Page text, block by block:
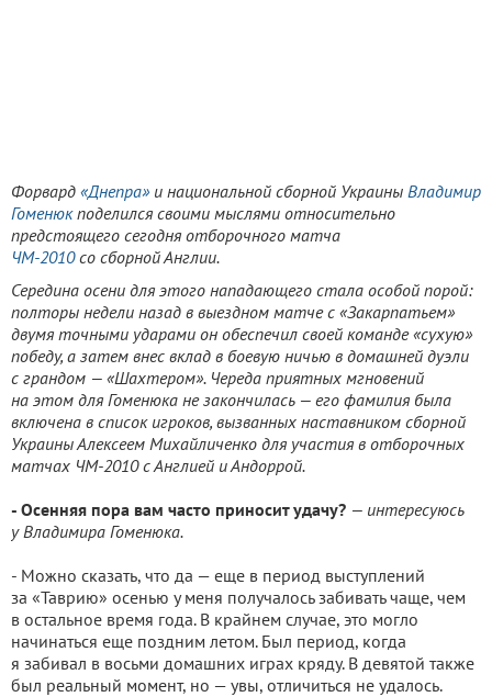
Форвард «Днепра»и национальной сборной Украины Владимир
Гоменюкподелился своими мыслями относительно
предстоящего сегодня отборочного матча
ЧМ-2010со сборной Англии.
Середина осени для этого нападающего стала особой порой:
полторы недели назад в выездном матче с «Закарпатьем»
двумя точными ударами он обеспечил своей команде «сухую»
победу, а затем внес вклад в боевую ничью в домашней дуэли
с грандом — «Шахтером». Череда приятных мгновений
на этом для Гоменюка не закончилась — его фамилия была
включена в список игроков, вызванных наставником сборной
Украины Алексеем Михайличенко для участия в отборочных
матчах ЧМ-2010 с Англией и Андоррой.
- Осенняя пора вам часто приносит удачу? — интересуюсь
у Владимира Гоменюка.
- Можно сказать, что да — еще в период выступлений
за «Таврию» осенью у меня получалось забивать чаще, чем
в остальное время года. В крайнем случае, это могло
начинаться еще поздним летом. Был период, когда
я забивал в восьми домашних играх кряду. В девятой также
был реальный момент, но — увы, отличиться не удалось.